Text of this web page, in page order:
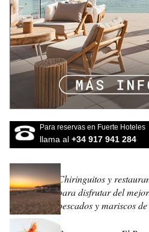
Para reservas en Fuerte Hoteles
llama al +34 917 941 284
Chiringuitos y
para disfrutar del mejor
pescados y mariscos